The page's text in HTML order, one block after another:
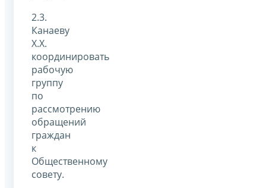
2.3.
Канаеву
Х.Х.
координировать
рабочую
группу
по
рассмотрению
обращений
граждан
к
Общественному
совету.